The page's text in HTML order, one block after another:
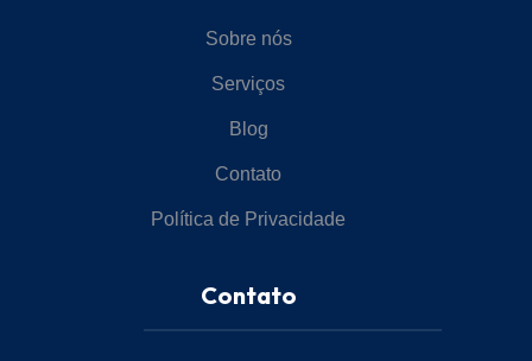
Sobre nós
Serviços
Blog
Contato
Política de Privacidade
Contato